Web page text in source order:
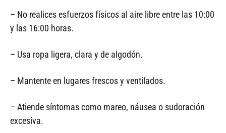
– No realices esfuerzos físicos al aire libre entre las 10:00
y las 16:00 horas.
– Usa ropa ligera, clara y de algodón.
– Mantente en lugares frescos y ventilados.
– Atiende síntomas como mareo, náusea o sudoración
excesiva.